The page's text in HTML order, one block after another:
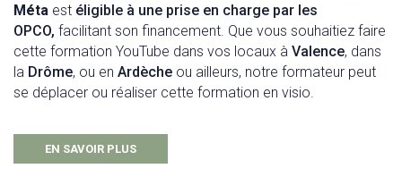
Méta est éligible à une prise en charge par les
OPCO, facilitant son financement. Que vous souhaitiez faire
cette formation YouTube dans vos locaux à Valence, dans
la Drôme, ou en Ardèche ou ailleurs, notre formateur peut
se déplacer ou réaliser cette formation en visio.
EN SAVOIR PLUS